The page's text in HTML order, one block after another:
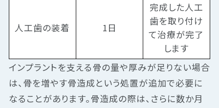
人工歯の装着 1日
完成した人工
歯を取り付け
て治療が完了
します
インプラントを支える骨の量や厚みが足りない場合
は、骨を増やす骨造成という処置が追加で必要に
なることがあります。骨造成の際は、さらに数か月